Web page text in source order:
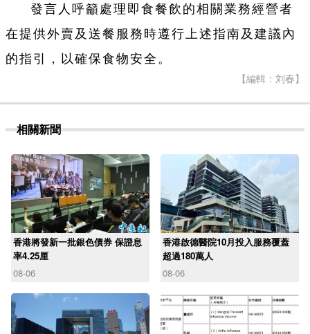
發言人呼籲處理即食餐飲的相關業務經營者
在提供外賣及送餐服務時遵行上述指南及建議內
的指引，以確保食物安全。
【編輯：刘春】
相關新聞
香港將發新一批銀色債券 保證息
率4.25厘
08-06
香港啟德醫院10月投入服務覆蓋
超過180萬人
08-06